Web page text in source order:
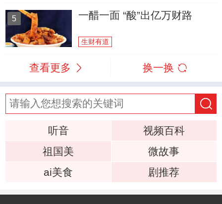
5 一醋一面 “酸”出亿万财路
生财有道
查看更多 换一换
听音
视频百科
祖国美
微故事
ai美食
剧推荐